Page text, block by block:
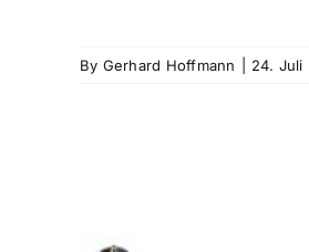
By Gerhard Hoffmann 24. Juli